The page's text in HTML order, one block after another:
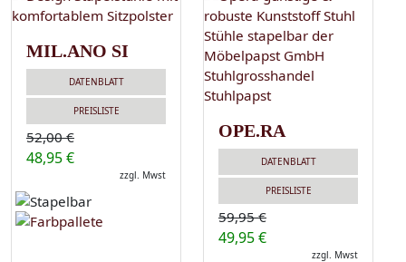
MIL.ANO SI
DATENBLATT
PREISLISTE
52,00 €
48,95 €
zzgl. Mwst
OPE.RA
DATENBLATT
PREISLISTE
59,95 €
49,95 €
zzgl. Mwst